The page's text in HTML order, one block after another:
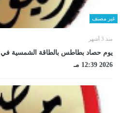
غير مصنف
منذ 3 أشهر
2026 12:39 مـ